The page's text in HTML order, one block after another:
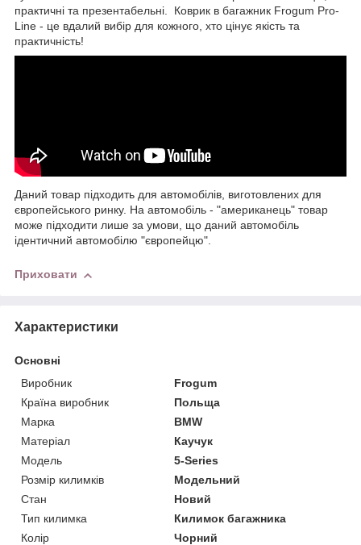
практичні та презентабельні. Коврик в багажник Frogum Pro-
Line - це вдалий вибір для кожного, хто цінує якість та
практичність!
Даний товар підходить для автомобілів, виготовлених для
європейського ринку. На автомобіль - "американець" товар
може підходити лише за умови, що даний автомобіль
ідентичний автомобілю "європейцю".
Приховати
Характеристики
Основні
Виробник
Frogum
Країна виробник
Польща
Марка
BMW
Матеріал
Каучук
Модель
5-Series
Розмір килимків
Модельний
Стан
Новий
Тип килимка
Килимок багажника
Колір
Чорний